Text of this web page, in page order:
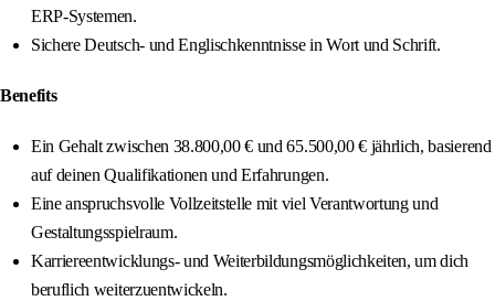
ERP-Systemen.
Sichere Deutsch- und Englischkenntnisse in Wort und Schrift.
Benefits
Ein Gehalt zwischen 38.800,00 € und 65.500,00 € jährlich, basierend
auf deinen Qualifikationen und Erfahrungen.
Eine anspruchsvolle Vollzeitstelle mit viel Verantwortung und
Gestaltungsspielraum.
Karriereentwicklungs- und Weiterbildungsmöglichkeiten, um dich
beruflich weiterzuentwickeln.